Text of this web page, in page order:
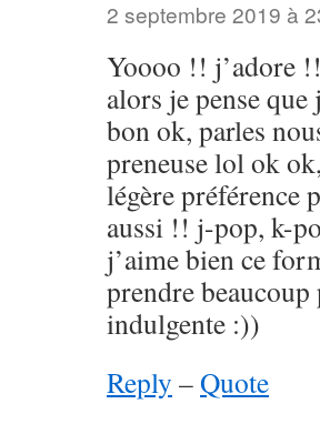
2 septembre 2019 à
Yoooo !! j’adore
alors je pense
bon ok, parles
preneuse lol ok
légère préférence
aussi !! j-pop, k-
j’aime bien ce
prendre
indulgente :))
Reply –Quote